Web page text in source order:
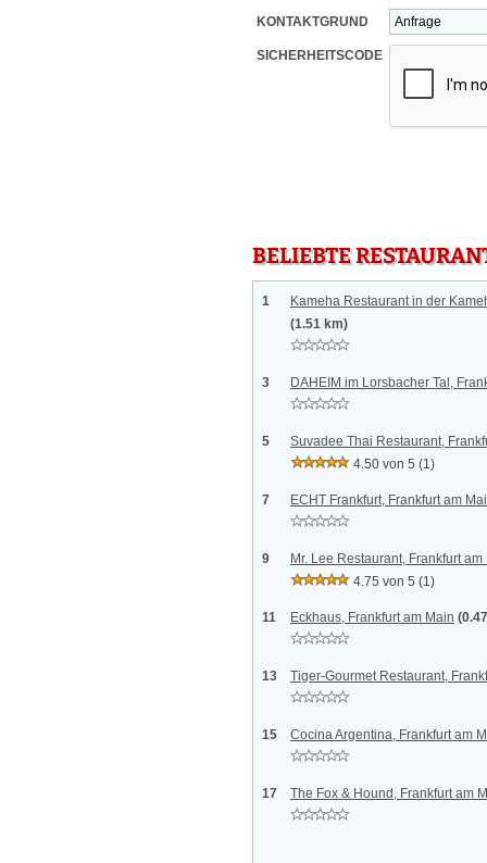
KONTAKTGRUND
SICHERHEITSCODE
BELIEBTE
1
Kameha Restaurant in der
(1.51 km)
3 DAHEIM im Lorsbacher Tal,
5
Suvadee Thai Restaurant,
4.50 von 5 (1)
7 ECHT Frankfurt, Frankfurt am
9
Mr. Lee Restaurant, Frankfurt am
4.75 von 5 (1)
11 Eckhaus, Frankfurt am Main
13 Tiger-Gourmet Restaurant,
15 Cocina Argentina, Frankfurt am
17 The Fox & Hound, Frankfurt am